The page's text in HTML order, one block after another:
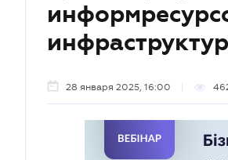
28 января 2025, 16:00